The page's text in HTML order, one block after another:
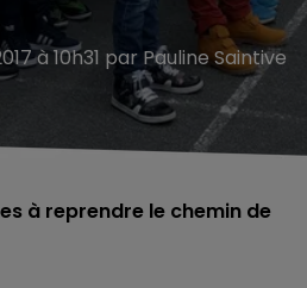
à 10h31 par Pauline Saintive
à reprendre le chemin de